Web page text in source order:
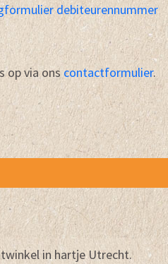
debiteurennummer
op via ons contactformulier.
in hartje Utrecht.